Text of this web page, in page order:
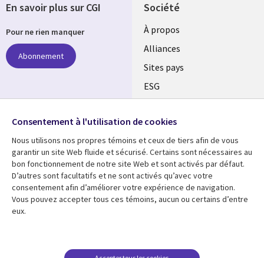
Société
À propos
Alliances
Sites pays
ESG
Fusions
Salle de presse
Ressources
Articles
Études de cas
Support
Restrictions et
En savoir plus sur CGI
Pour ne rien manquer
Abonnement
Suivez-nous
Social
Media
Global
FR
Consentement à l'utilisation de cookies
Nous utilisons nos propres témoins et ceux de tiers afin de vous
garantir un site Web fluide et sécurisé. Certains sont nécessaires au
bon fonctionnement de notre site Web et sont activés par défaut.
D’autres sont facultatifs et ne sont activés qu’avec votre
consentement afin d’améliorer votre expérience de navigation.
Vous pouvez accepter tous ces témoins, aucun ou certains d’entre
eux.